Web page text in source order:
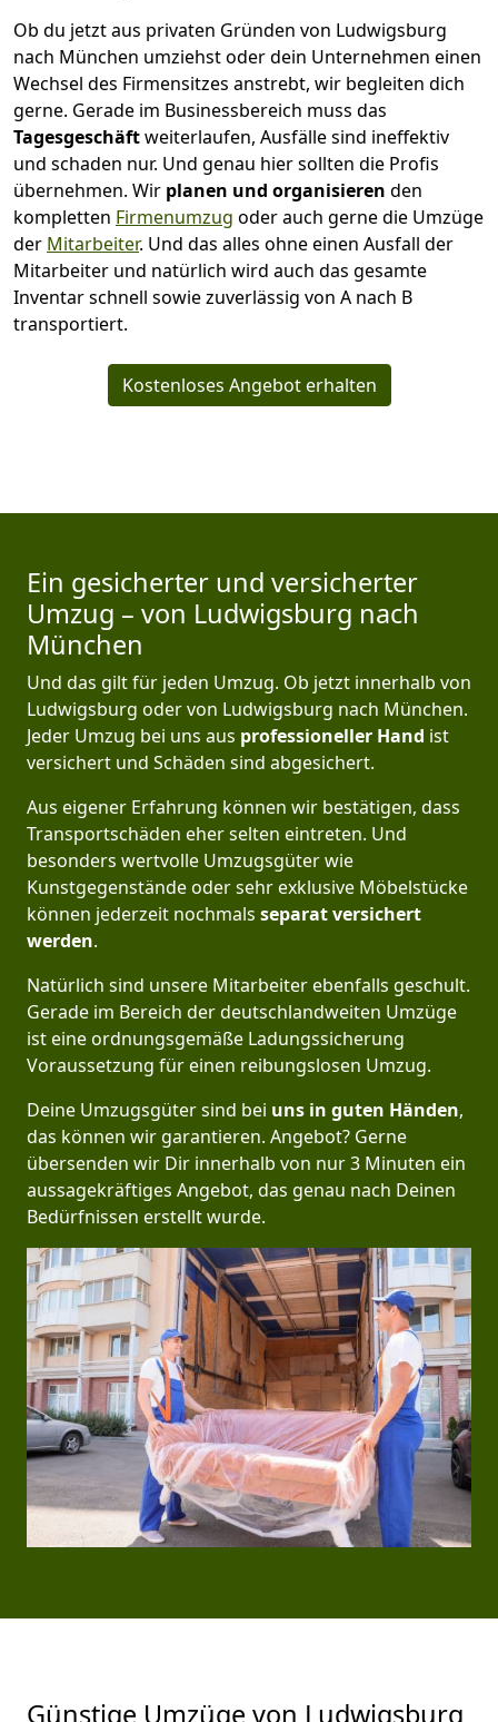
Ob du jetzt aus privaten Gründen von Ludwigsburg
nach München umziehst oder dein Unternehmen einen
Wechsel des Firmensitzes anstrebt, wir begleiten dich
gerne. Gerade im Businessbereich muss das
Tagesgeschäftweiterlaufen, Ausfälle sind ineffektiv
und schaden nur. Und genau hier sollten die Profis
übernehmen. Wir planen und organisieren den
kompletten Firmenumzug oder auch gerne die Umzüge
der Mitarbeiter. Und das alles ohne einen Ausfall der
Mitarbeiter und natürlich wird auch das gesamte
Inventar schnell sowie zuverlässig von A nach B
transportiert.
Kostenloses Angebot erhalten
Ein gesicherter und versicherter
Umzug – von Ludwigsburg nach
München
Und das gilt für jeden Umzug. Ob jetzt innerhalb von
Ludwigsburg oder von Ludwigsburg nach München.
Jeder Umzug bei uns aus professioneller Hand ist
versichert und Schäden sind abgesichert.
Aus eigener Erfahrung können wir bestätigen, dass
Transportschäden eher selten eintreten. Und
besonders wertvolle Umzugsgüter wie
Kunstgegenstände oder sehr exklusive Möbelstücke
können jederzeit nochmals separat versichert
werden.
Natürlich sind unsere Mitarbeiter ebenfalls geschult.
Gerade im Bereich der deutschlandweiten Umzüge
ist eine ordnungsgemäße Ladungssicherung
Voraussetzung für einen reibungslosen Umzug.
Deine Umzugsgüter sind bei uns in guten Händen,
das können wir garantieren. Angebot? Gerne
übersenden wir Dir innerhalb von nur 3 Minuten ein
aussagekräftiges Angebot, das genau nach Deinen
Bedürfnissen erstellt wurde.
Günstige Umzüge von Ludwigsburg